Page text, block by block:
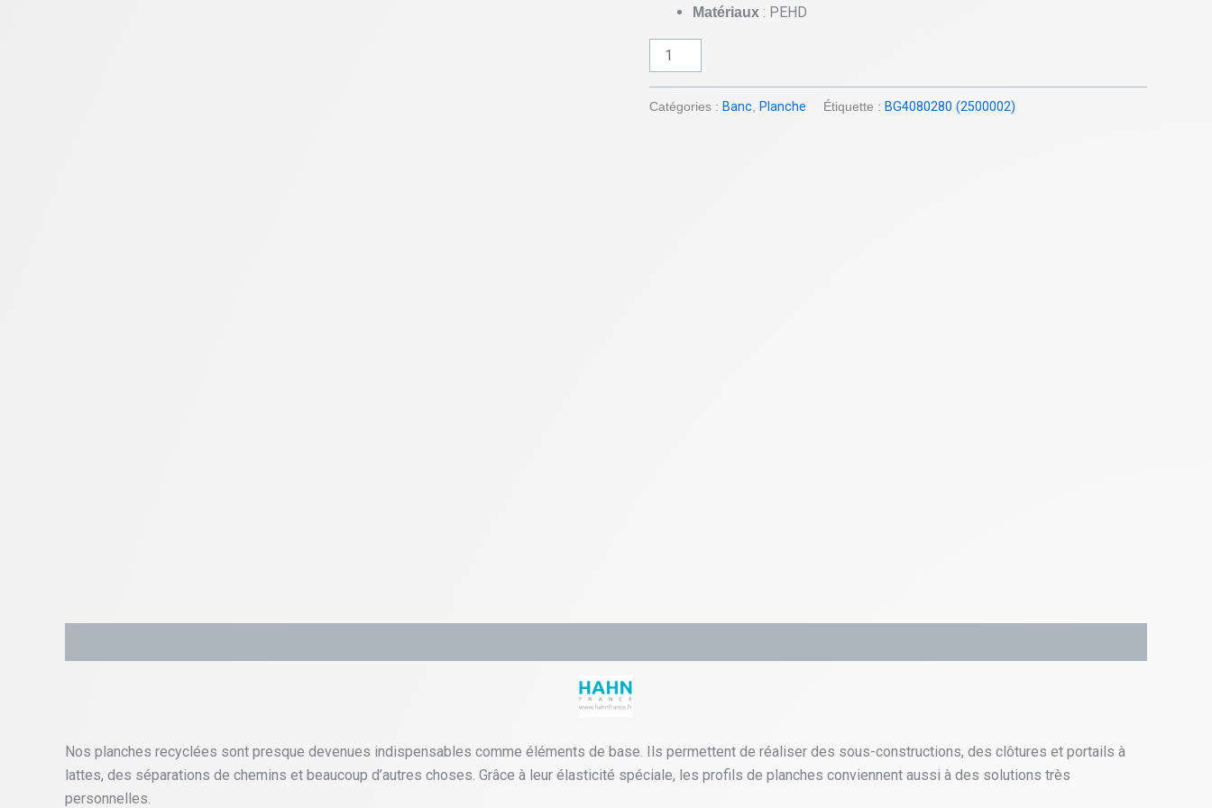
Matériaux : PEHD
cm
-
Gris
Catégories : Banc Planche Étiquette : BG4080280 (2500002)
Nos planches recyclées sont presque devenues indispensables comme éléments de base. Ils permettent de réaliser des sous-constructions, des clôtures et portails à
lattes, des séparations de chemins et beaucoup d’autres choses. Grâce à leur élasticité spéciale, les profils de planches conviennent aussi à des solutions très
personnelles.